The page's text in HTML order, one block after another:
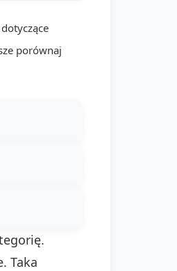
porównaj
Taka